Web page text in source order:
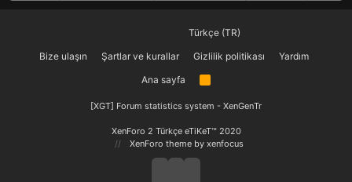
Türkçe (TR)
Bize ulaşın
Şartlar ve kurallar Gizlilik politikası
Yardım
Ana sayfa
R
[XGT] Forum statistics system - XenGenTr
XenForo 2 Türkçe eTiKeT™ 2020
XenForo theme by xenfocus